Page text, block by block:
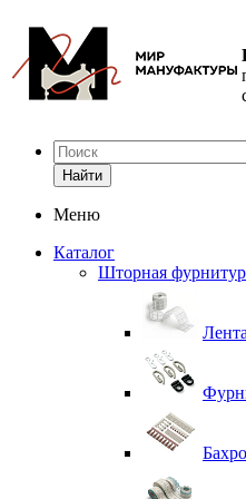
Найти
Меню
Каталог
Шторная